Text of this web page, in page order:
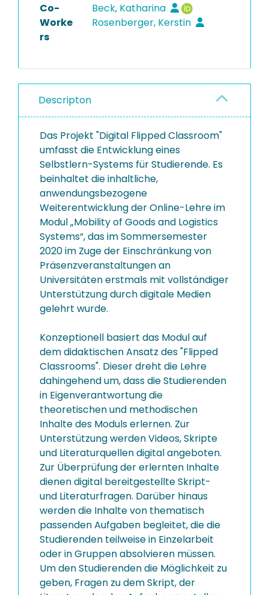
Co-
Worke
rs
Beck, Katharina
Rosenberger, Kerstin
Descripton
Das Projekt "Digital Flipped Classroom"
umfasst die Entwicklung eines
Selbstlern-Systems für Studierende. Es
beinhaltet die inhaltliche,
anwendungsbezogene
Weiterentwicklung der Online-Lehre im
Modul „Mobility of Goods and Logistics
Systems“, das im Sommersemester
2020 im Zuge der Einschränkung von
Präsenzveranstaltungen an
Universitäten erstmals mit vollständiger
Unterstützung durch digitale Medien
gelehrt wurde.
Konzeptionell basiert das Modul auf
dem didaktischen Ansatz des "Flipped
Classrooms". Dieser dreht die Lehre
dahingehend um, dass die Studierenden
in Eigenverantwortung die
theoretischen und methodischen
Inhalte des Moduls erlernen. Zur
Unterstützung werden Videos, Skripte
und Literaturquellen digital angeboten.
Zur Überprüfung der erlernten Inhalte
dienen digital bereitgestellte Skript-
und Literaturfragen. Darüber hinaus
werden die Inhalte von thematisch
passenden Aufgaben begleitet, die die
Studierenden teilweise in Einzelarbeit
oder in Gruppen absolvieren müssen.
Um den Studierenden die Möglichkeit zu
geben, Fragen zu dem Skript, der